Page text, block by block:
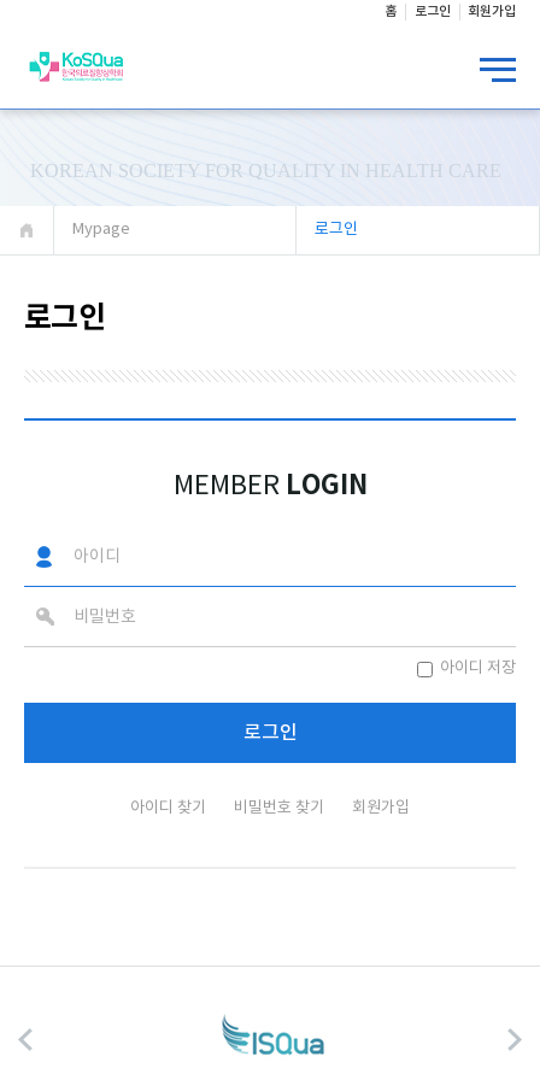
홈 로그인 회원가입
KOREAN SOCIETY FOR QUALITY IN HEALTH CARE
Mypage 로그인
로그인
MEMBER LOGIN
아이디 저장
아이디 찾기 비밀번호 찾기 회원가입